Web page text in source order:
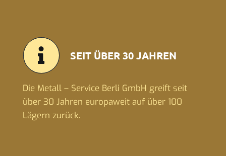
SEIT ÜBER 30 JAHREN
Die Metall – Service Berli GmbH greift seit
über 30 Jahren europaweit auf über 100
Lägern zurück.